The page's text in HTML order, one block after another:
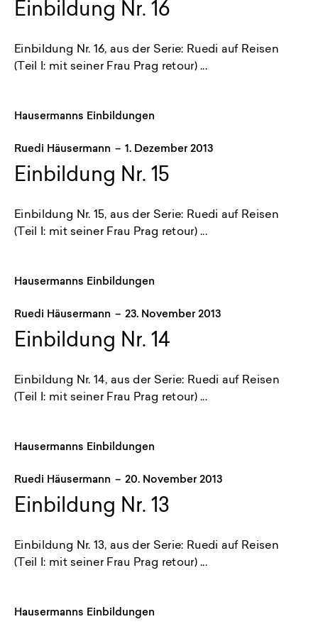
Einbildung Nr. 16
Einbildung Nr. 16, aus der Serie: Ruedi auf Reisen
(Teil I: mit seiner Frau Prag retour) ...
Hausermanns Einbildungen
Ruedi Häusermann – 1. Dezember 2013
Einbildung Nr. 15
Einbildung Nr. 15, aus der Serie: Ruedi auf Reisen
(Teil I: mit seiner Frau Prag retour) ...
Hausermanns Einbildungen
Ruedi Häusermann – 23. November 2013
Einbildung Nr. 14
Einbildung Nr. 14, aus der Serie: Ruedi auf Reisen
(Teil I: mit seiner Frau Prag retour) ...
Hausermanns Einbildungen
Ruedi Häusermann – 20. November 2013
Einbildung Nr. 13
Einbildung Nr. 13, aus der Serie: Ruedi auf Reisen
(Teil I: mit seiner Frau Prag retour) ...
Hausermanns Einbildungen